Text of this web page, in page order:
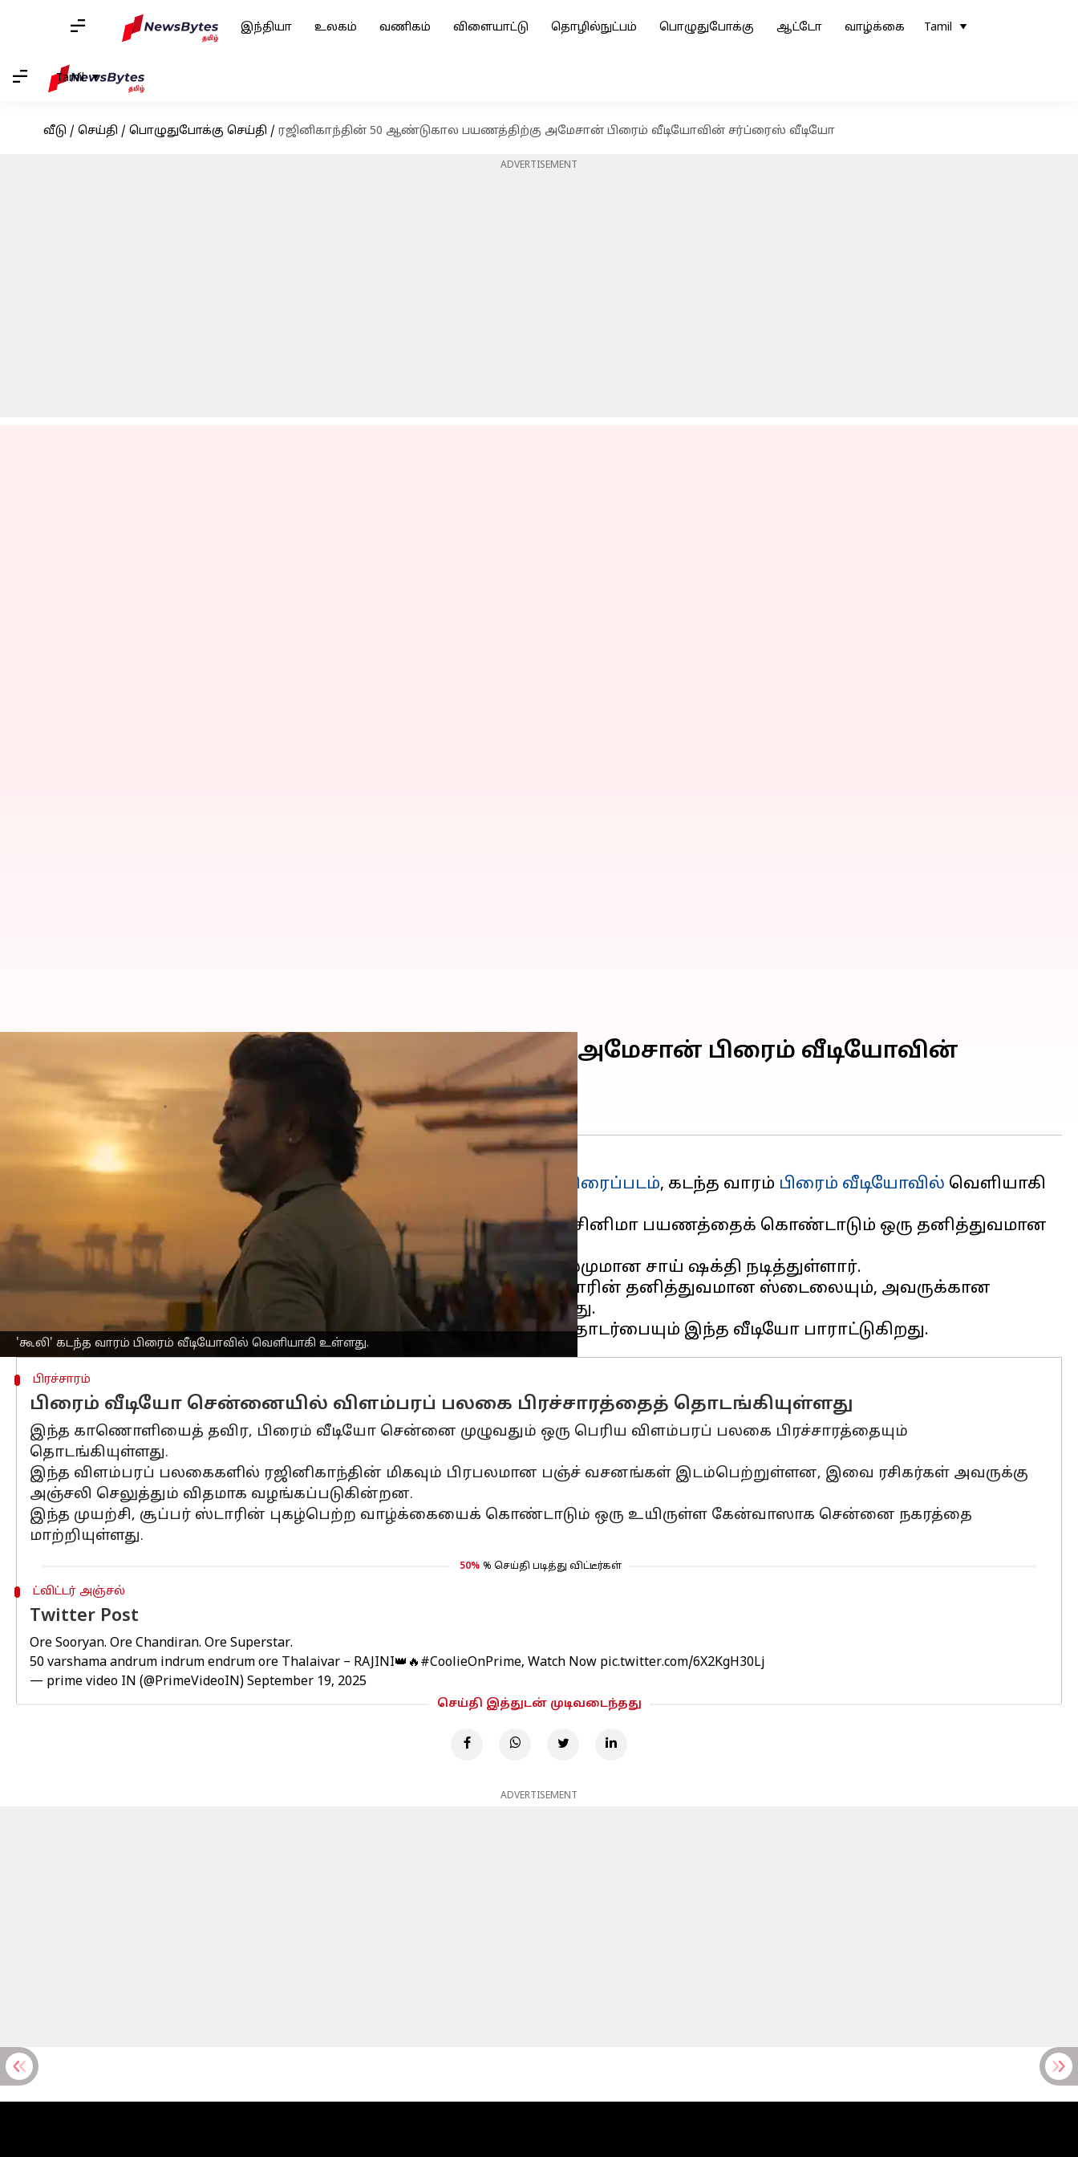
இந்தியா உலகம் வணிகம் விளையாட்டு தொழில்நுட்பம் பொழுதுபோக்கு ஆட்டோ வாழ்க்கை Tamil
Tamil
வீடு / செய்தி / பொழுதுபோக்கு செய்தி / ரஜினிகாந்தின் 50 ஆண்டுகால பயணத்திற்கு அமேசான் பிரைம் வீடியோவின் சர்ப்ரைஸ் வீடியோ
ADVERTISEMENT
'கூலி' கடந்த வாரம் பிரைம் வீடியோவில் வெளியாகி உள்ளது.
ரஜினிகாந்தின் 50 ஆண்டுகால பயணத்திற்கு அமேசான் பிரைம் வீடியோவின்
சர்ப்ரைஸ் வீடியோ
Sep 19, 2025
செய்தி முன்னோட்டம்
ரஜினிகாந்த்நடிப்பில் சமீபத்தில் வெளியான 'கூலி' திரைப்படம், கடந்த வாரம் பிரைம் வீடியோவில் வெளியாகி
இதனைத்தொடர்ந்து சூப்பர் ஸ்டார் ரஜினிகாந்தின் 50 ஆண்டுகால சினிமா பயணத்தைக் கொண்டாடும் ஒரு தனித்துவமான
அஞ்சலி வீடியோவை ப்ரைம் வீடியோ வெளியிட்டுள்ளது.
இந்த வீடியோவில் சின்னத்திரை நடிகரும், சோஷியல் மீடியா பிரபலமுமான சாய் ஷக்தி நடித்துள்ளார்.
50 ஆண்டுகளாக திரைத்துறையில் ஆதிக்கம் செலுத்தும் சூப்பர்ஸ்டாரின் தனித்துவமான ஸ்டைலையும், அவருக்கான
ஆளுமைக்கான ஒரு ட்ரிபூட் வீடியோவாகவும் இது வெளியாகியுள்ளது.
பிரச்சாரம்
பிரைம் வீடியோ சென்னையில் விளம்பரப் பலகை பிரச்சாரத்தைத் தொடங்கியுள்ளது
இந்த காணொளியைத் தவிர, பிரைம் வீடியோ சென்னை முழுவதும் ஒரு பெரிய விளம்பரப் பலகை பிரச்சாரத்தையும்
தொடங்கியுள்ளது.
இந்த விளம்பரப் பலகைகளில் ரஜினிகாந்தின் மிகவும் பிரபலமான பஞ்ச் வசனங்கள் இடம்பெற்றுள்ளன, இவை ரசிகர்கள் அவருக்கு
அஞ்சலி செலுத்தும் விதமாக வழங்கப்படுகின்றன.
இந்த முயற்சி, சூப்பர் ஸ்டாரின் புகழ்பெற்ற வாழ்க்கையைக் கொண்டாடும் ஒரு உயிருள்ள கேன்வாஸாக சென்னை நகரத்தை
மாற்றியுள்ளது.
50% % செய்தி படித்து விட்டீர்கள்
ட்விட்டர் அஞ்சல்
Twitter Post
Ore Sooryan. Ore Chandiran. Ore Superstar.
50 varshama andrum indrum endrum ore Thalaivar – RAJINI👑🔥 #CoolieOnPrime, Watch Now pic.twitter.com/6X2KgH30Lj
— prime video IN (@PrimeVideoIN) September 19, 2025
செய்தி இத்துடன் முடிவடைந்தது
ADVERTISEMENT